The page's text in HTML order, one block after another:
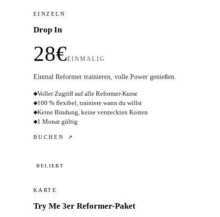
EINZELN
Drop In
28€EINMALIG
Einmal Reformer trainieren, volle Power genießen.
◆Voller Zugriff auf alle Reformer-Kurse
◆100 % flexibel, trainiere wann du willst
◆Keine Bindung, keine versteckten Kosten
◆1 Monat gültig
BUCHEN ↗
BELIEBT
KARTE
Try Me 3er Reformer-Paket